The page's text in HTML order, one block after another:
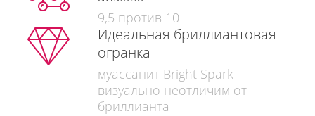
9,5 против 10
Идеальная бриллиантовая
огранка
муассанит Bright Spark
визуально неотличим от
бриллианта